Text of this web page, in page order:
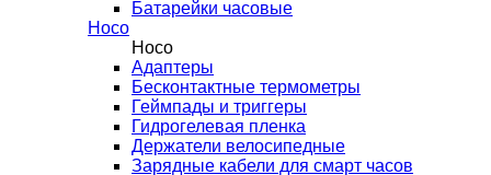
Батарейки часовые
Hoco
Hoco
Адаптеры
Бесконтактные термометры
Геймпады и триггеры
Гидрогелевая пленка
Держатели велосипедные
Зарядные кабели для смарт часов